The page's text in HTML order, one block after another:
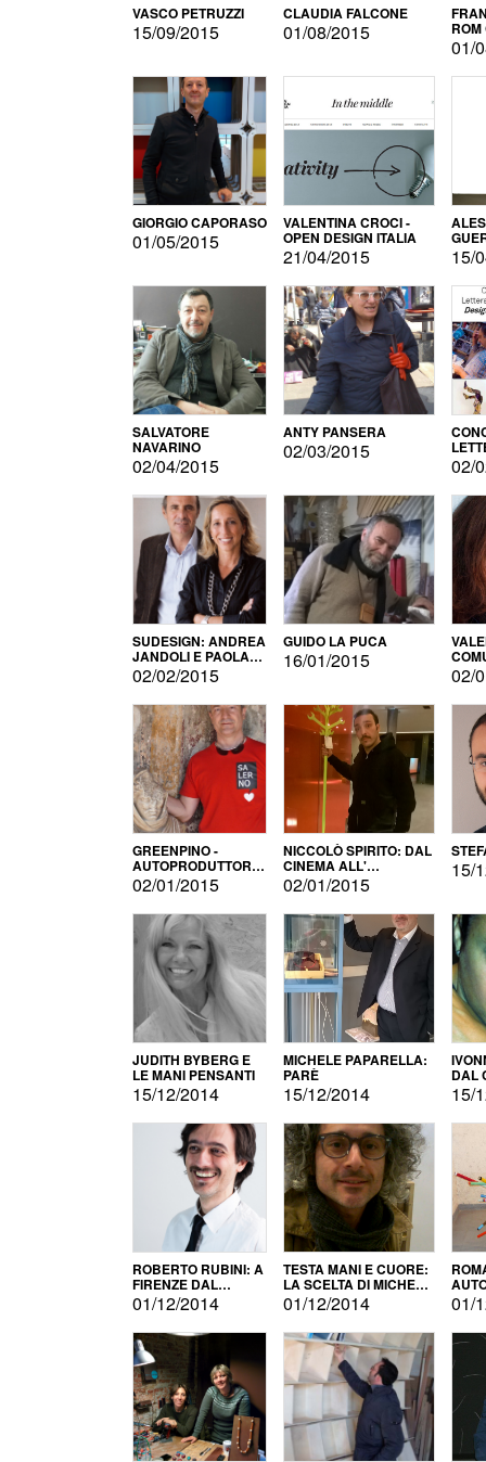
VASCO PETRUZZI
15/09/2015
CLAUDIA FALCONE
01/08/2015
01/
GIORGIO CAPORASO
01/05/2015
VALENTINA CROCI -
OPEN DESIGN ITALIA
21/04/2015 15/
SALVATORE
NAVARINO
02/04/2015
ANTY PANSERA
02/03/2015
02/
SUDESIGN: ANDREA
JANDOLI E PAOLA
PISAPIA
02/02/2015
GUIDO LA PUCA
16/01/2015
02/
GREENPINO -
AUTOPRODUTTORE
PER AMORE
02/01/2015
NICCOLÒ SPIRITO: DAL
CINEMA ALL'
AUTOPRODUZIONE
02/01/2015
15/
JUDITH BYBERG E
LE MANI PENSANTI
15/12/2014
MICHELE PAPARELLA:
PARÈ
15/12/2014
DAL
15/
ROBERTO RUBINI: A
FIRENZE DAL
PRODOTTO ALLA
PROMOZIONE
01/12/2014
TESTA MANI E CUORE:
LA SCELTA DI MICHELE
BARBERIO
01/12/2014 01/